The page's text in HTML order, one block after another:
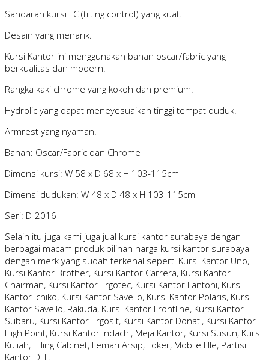
Sandaran kursi TC (tilting control) yang kuat.
Desain yang menarik.
Kursi Kantor ini menggunakan bahan oscar/fabric yang
berkualitas dan modern.
Rangka kaki chrome yang kokoh dan premium.
Hydrolic yang dapat meneyesuaikan tinggi tempat duduk.
Armrest yang nyaman.
Bahan: Oscar/Fabric dan Chrome
Dimensi kursi: W 58 x D 68 x H 103-115cm
Dimensi dudukan: W 48 x D 48 x H 103-115cm
Seri: D-2016
Selain itu juga kami juga jual kursi kantor surabaya dengan
berbagai macam produk pilihan harga kursi kantor surabaya
dengan merk yang sudah terkenal seperti Kursi Kantor Uno,
Kursi Kantor Brother, Kursi Kantor Carrera, Kursi Kantor
Chairman, Kursi Kantor Ergotec, Kursi Kantor Fantoni, Kursi
Kantor Ichiko, Kursi Kantor Savello, Kursi Kantor Polaris, Kursi
Kantor Savello, Rakuda, Kursi Kantor Frontline, Kursi Kantor
Subaru, Kursi Kantor Ergosit, Kursi Kantor Donati, Kursi Kantor
High Point, Kursi Kantor Indachi, Meja Kantor, Kursi Susun, Kursi
Kuliah, Filling Cabinet, Lemari Arsip, Loker, Mobile FIle, Partisi
Kantor DLL.